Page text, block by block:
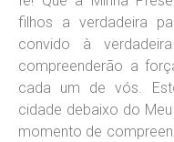
filhos a verdadeira
convido à
compreenderão a
cada um de vós.
cidade debaixo do
momento de